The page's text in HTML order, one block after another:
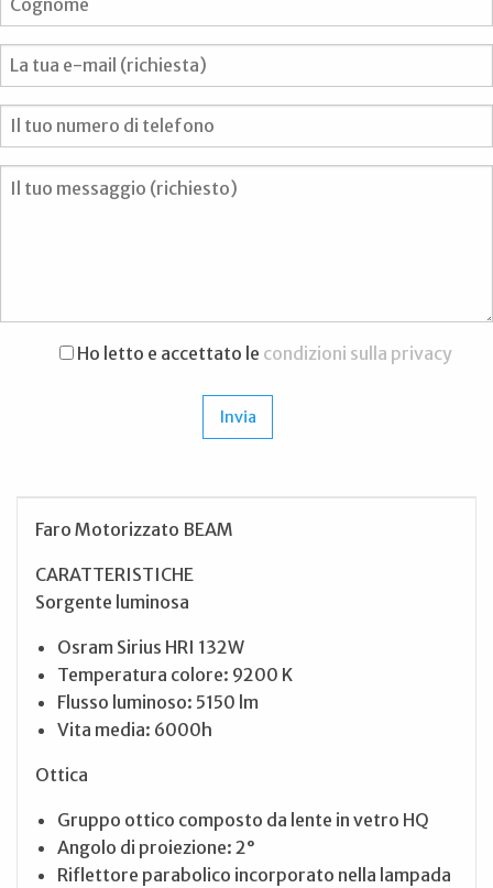
Ho letto e accettato le condizioni sulla privacy
Faro Motorizzato BEAM
CARATTERISTICHE
Sorgente luminosa
Osram Sirius HRI 132W
Temperatura colore: 9200 K
Flusso luminoso: 5150 lm
Vita media: 6000h
Ottica
Gruppo ottico composto da lente in vetro HQ
Angolo di proiezione: 2°
Riflettore parabolico incorporato nella lampada